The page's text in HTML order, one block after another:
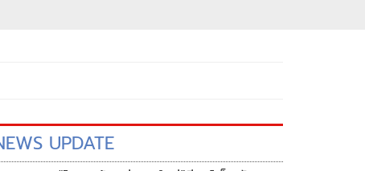
UPDATE